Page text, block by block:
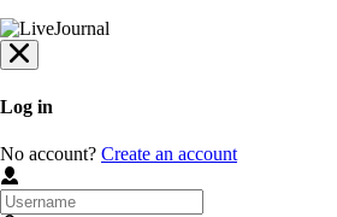
Log in
No account? Create an account